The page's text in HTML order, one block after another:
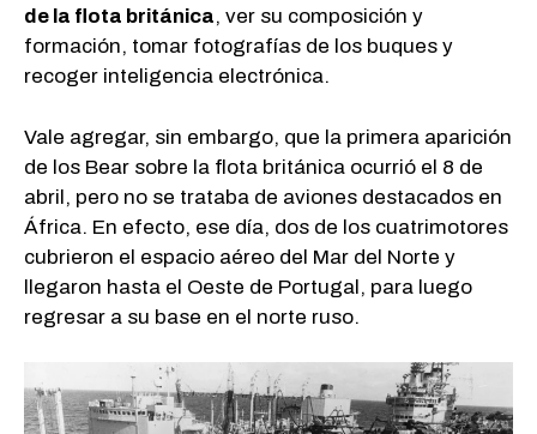
de la flota británica, ver su composición y
formación, tomar fotografías de los buques y
recoger inteligencia electrónica.
Vale agregar, sin embargo, que la primera aparición
de los Bear sobre la flota británica ocurrió el 8 de
abril, pero no se trataba de aviones destacados en
África. En efecto, ese día, dos de los cuatrimotores
cubrieron el espacio aéreo del Mar del Norte y
llegaron hasta el Oeste de Portugal, para luego
regresar a su base en el norte ruso.